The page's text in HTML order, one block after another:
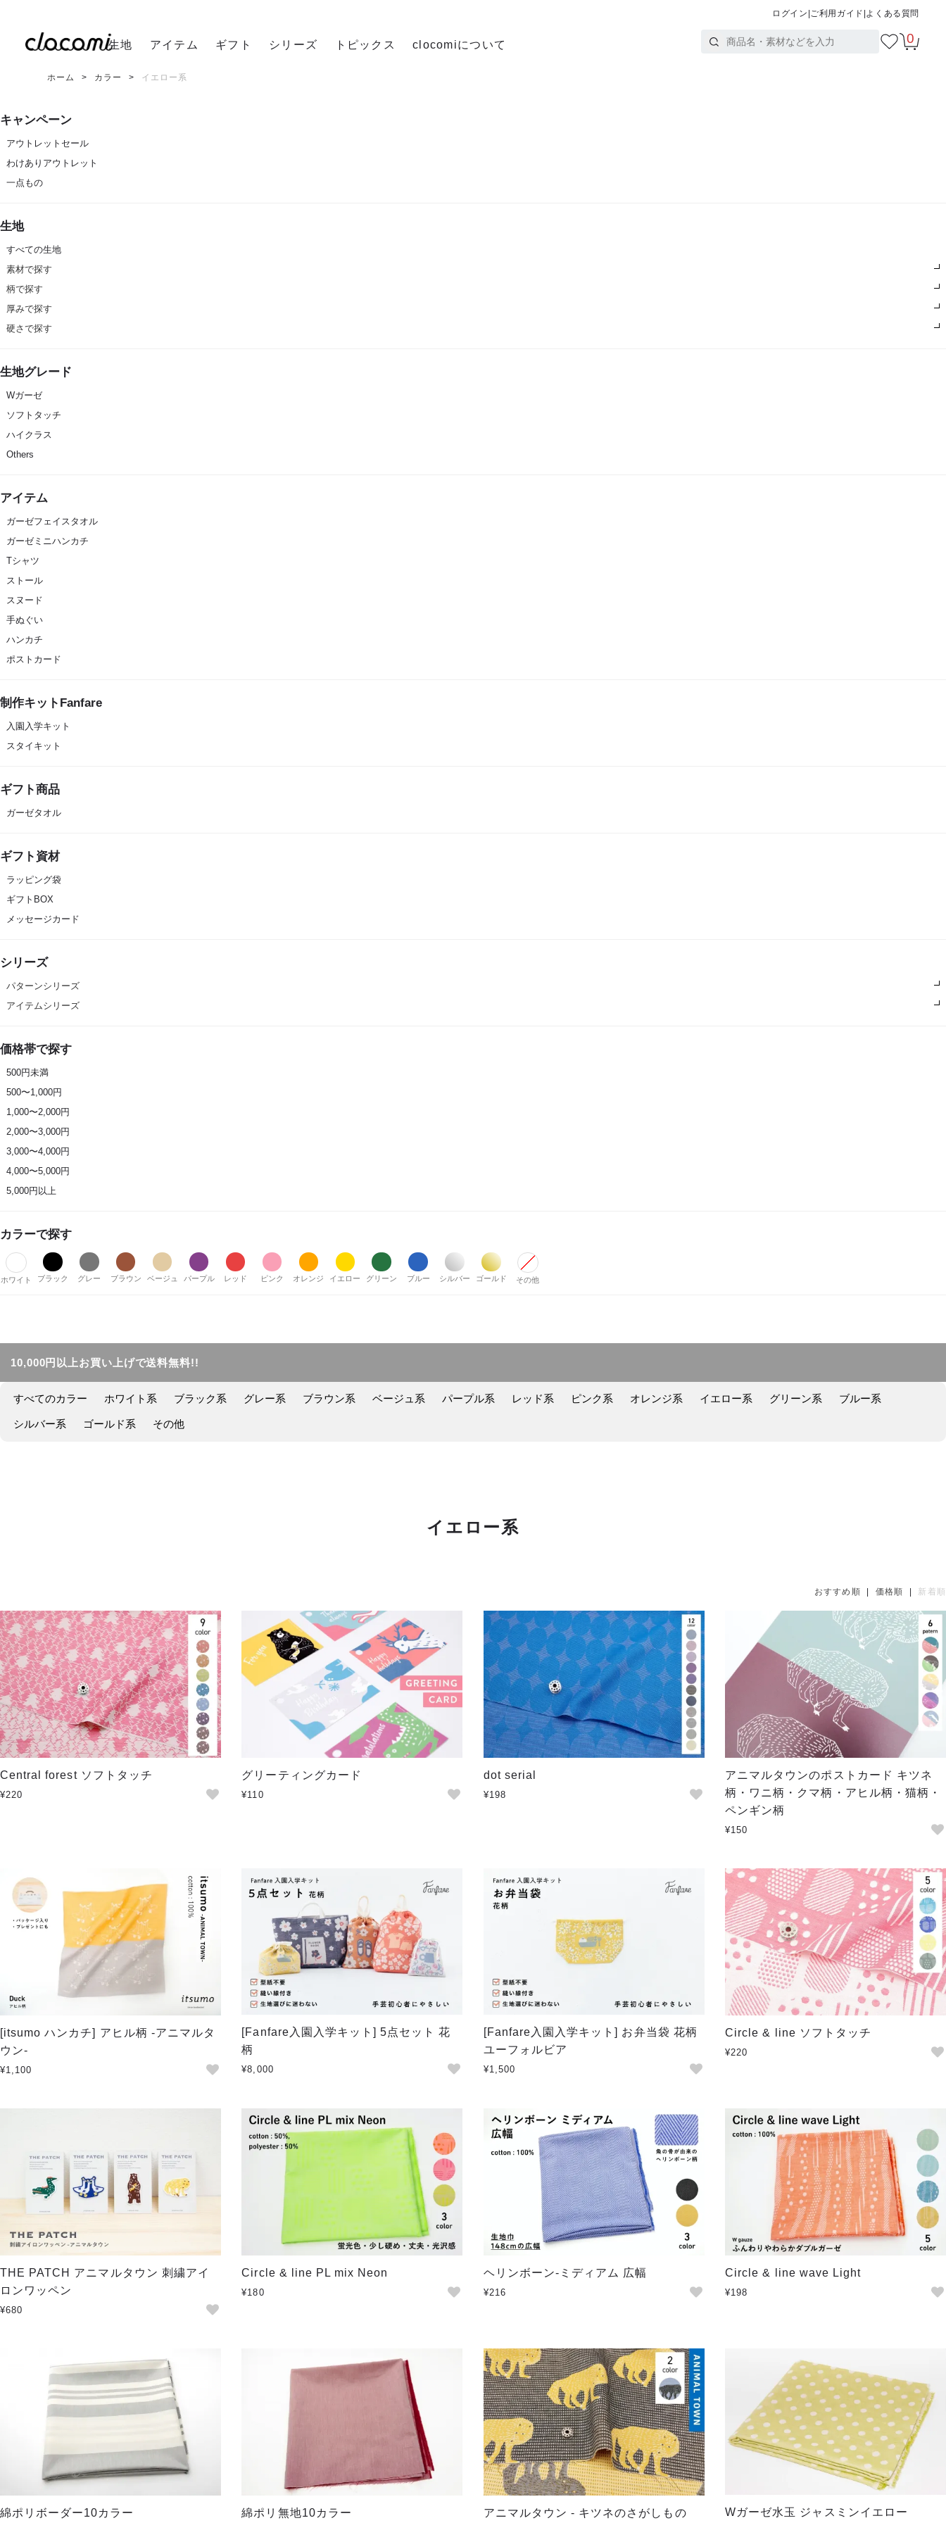
ログイン ご利用ガイド よくある質問
生地 アイテム ギフト シリーズ トピックス clocomiについて 0
ホーム カラー イエロー系
キャンペーン
アウトレットセール
わけありアウトレット
一点もの
生地
すべての生地
素材で探す
柄で探す
厚みで探す
硬さで探す
生地グレード
Wガーゼ
ソフトタッチ
ハイクラス
Others
アイテム
ガーゼフェイスタオル
ガーゼミニハンカチ
Tシャツ
ストール
スヌード
手ぬぐい
ハンカチ
ポストカード
制作キットFanfare
入園入学キット
スタイキット
ギフト商品
ガーゼタオル
ギフト資材
ラッピング袋
ギフトBOX
メッセージカード
シリーズ
パターンシリーズ
アイテムシリーズ
価格帯で探す
500円未満
500〜1,000円
1,000〜2,000円
2,000〜3,000円
3,000〜4,000円
4,000〜5,000円
5,000円以上
カラーで探す
ホワイト ブラック グレー ブラウン ベージュ パープル レッド ピンク オレンジ イエロー グリーン ブルー シルバー ゴールド その他
10,000円以上お買い上げで送料無料!!
すべてのカラー ホワイト系 ブラック系 グレー系 ブラウン系 ベージュ系 パープル系 レッド系 ピンク系 オレンジ系 イエロー系 グリーン系 ブルー系
シルバー系 ゴールド系 その他
イエロー系
おすすめ順 価格順 新着順
Central forest ソフトタッチ
¥220
グリーティングカード
¥110
dot serial
¥198
アニマルタウンのポストカード キツネ
柄・ワニ柄・クマ柄・アヒル柄・猫柄・
ペンギン柄
¥150
[itsumo ハンカチ] アヒル柄 -アニマルタ
ウン-
¥1,100
[Fanfare入園入学キット] 5点セット 花
柄
¥8,000
[Fanfare入園入学キット] お弁当袋 花柄
ユーフォルビア
¥1,500
Circle & line ソフトタッチ
¥220
THE PATCH アニマルタウン 刺繍アイ
ロンワッペン
¥680
Circle & line PL mix Neon
¥180
ヘリンボーン-ミディアム 広幅
¥216
Circle & line wave Light
¥198
綿ポリボーダー10カラー 綿ポリ無地10カラー アニマルタウン - キツネのさがしもの Wガーゼ水玉 ジャスミンイエロー